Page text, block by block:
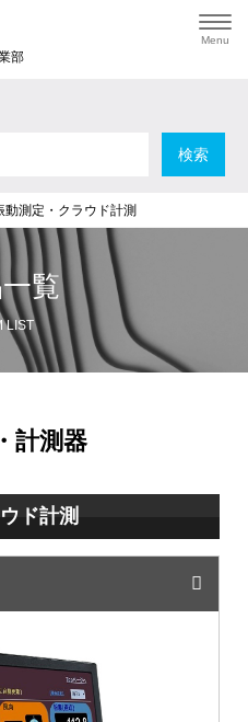
部
Menu
動測定・クラウド計測
覧
LIST
計測器
ド計測